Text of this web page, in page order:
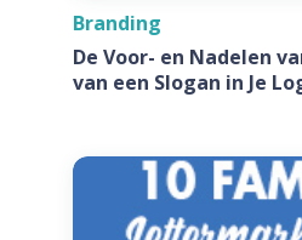
Branding
De Voor- en Nadelen
van een Slogan in Je